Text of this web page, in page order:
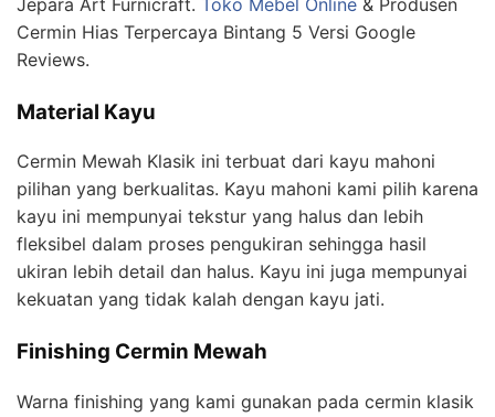
Cermin Hias Terpercaya Bintang 5 Versi Google
Reviews.
Material Kayu
Cermin Mewah Klasik ini terbuat dari kayu mahoni
pilihan yang berkualitas. Kayu mahoni kami pilih karena
kayu ini mempunyai tekstur yang halus dan lebih
fleksibel dalam proses pengukiran sehingga hasil
ukiran lebih detail dan halus. Kayu ini juga mempunyai
kekuatan yang tidak kalah dengan kayu jati.
Finishing Cermin Mewah
Warna finishing yang kami gunakan pada cermin klasik